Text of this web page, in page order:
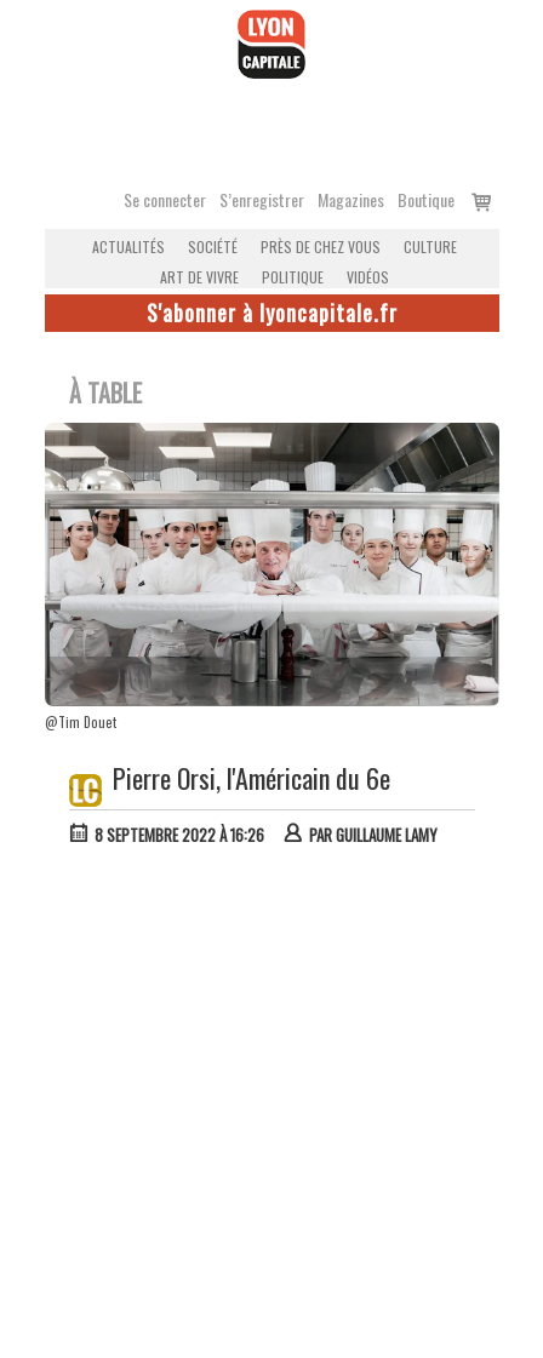
Se connecter S’enregistrer Magazines Boutique
Voir
ACTUALITÉS SOCIÉTÉ PRÈS DE CHEZ VOUS
CULTURE
ART DE VIVRE
POLITIQUE VIDÉOS
S'abonner à lyoncapitale.fr
À TABLE
@Tim Douet
Pierre Orsi, l'Américain du 6e
8 SEPTEMBRE 2022 À 16:26 PARGUILLAUME LAMY